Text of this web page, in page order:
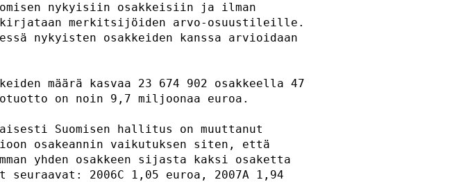
nykyisiin osakkeisiin ja ilman
kirjataan merkitsijöiden arvo-osuustileille.
nykyisten osakkeiden kanssa arvioidaan
2.7.2010.
määrä kasvaa 23 674 902 osakkeella 47
nettotuotto on noin 9,7 miljoonaa euroa.
Suomisen hallitus on muuttanut
osakeannin vaikutuksen siten, että
yhden osakkeen sijasta kaksi osaketta
2006C 1,05 euroa, 2007A 1,94